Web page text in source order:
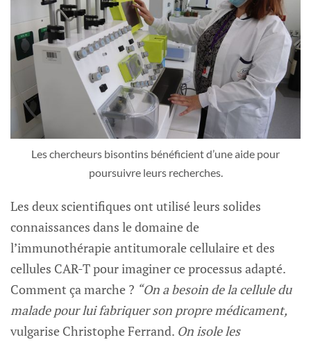
Les chercheurs bisontins bénéficient d’une aide pour
poursuivre leurs recherches.
Les deux scientifiques ont utilisé leurs solides
connaissances dans le domaine de
l’immunothérapie antitumorale cellulaire et des
cellules CAR-T pour imaginer ce processus adapté.
Comment ça marche ? “On a besoin de la cellule du
malade pour lui fabriquer son propre médicament,
vulgarise Christophe Ferrand. On isole les